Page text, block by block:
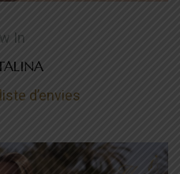
In
d’envies